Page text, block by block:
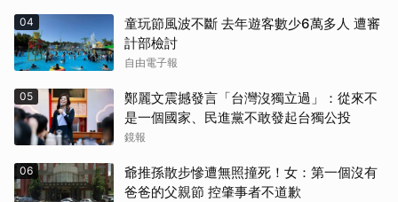
04
童玩節風波不斷 去年遊客數少6萬多人 遭審
計部檢討
自由電子報
05
鄭麗文震撼發言「台灣沒獨立過」：從來不
是一個國家、民進黨不敢發起台獨公投
鏡報
06
爺推孫散步慘遭無照撞死！女：第一個沒有
爸爸的父親節 控肇事者不道歉